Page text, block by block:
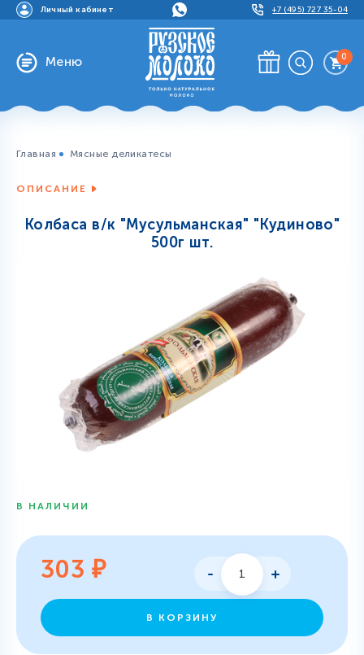
Личный кабинет +7 (495) 727 35-04
Меню 0
Главная Мясные деликатесы
ОПИСАНИЕ
Колбаса в/к "Мусульманская" "Кудиново"
500г шт.
В НАЛИЧИИ
303 ₽
В КОРЗИНУ